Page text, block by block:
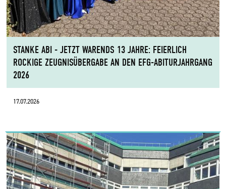
STANKE ABI - JETZT WARENDS 13 JAHRE: FEIERLICH
ROCKIGE ZEUGNISÜBERGABE AN DEN EFG-ABITURJAHRGANG
2026
17.07.2026